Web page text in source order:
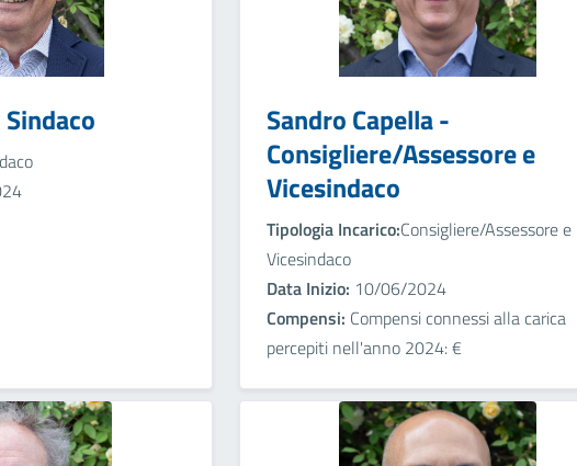
Sandro Capella -
Consigliere/Assessore e
Vicesindaco
Tipologia Incarico:Consigliere/Assessore e
Vicesindaco
Data Inizio: 10/06/2024
Compensi: Compensi connessi alla carica
percepiti nell'anno 2024: €